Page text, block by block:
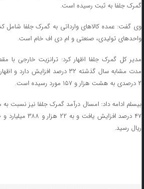
گمرک جلفا به ثبت رسیده است.
وی گفت: عمده کالاهای وارداتی به گمرک جلفا شامل
واحدهای تولیدی، صنعتی و ام دی اف خام است.
مدیر کل گمرک جلفا اظهار کرد: ترانزیت خارجی با
مدت مشابه سال گذشته ۳۲ درصد
۲ درصدی به هشت هزار و ۱۵۷ مورد رسیده است.
بیسلم ادامه داد: امسال درآمد گمرک جلفا نیز نسبت
ریال رسید.